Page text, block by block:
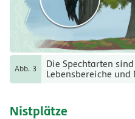
Abb. 3
Die Spechtarten
Lebensbereiche
Nistplätze